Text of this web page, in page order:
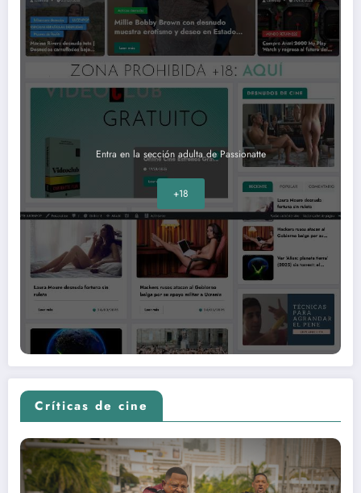
Entra en la sección adulta de Passionatte
+18
Críticas de cine